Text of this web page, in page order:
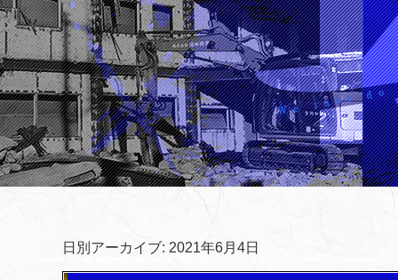
日別アーカイブ: 2021年6月4日